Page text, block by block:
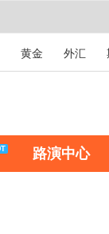
黄金 外汇
路演中心